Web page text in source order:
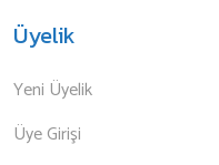
Üyelik
Yeni Üyelik
Üye Girişi